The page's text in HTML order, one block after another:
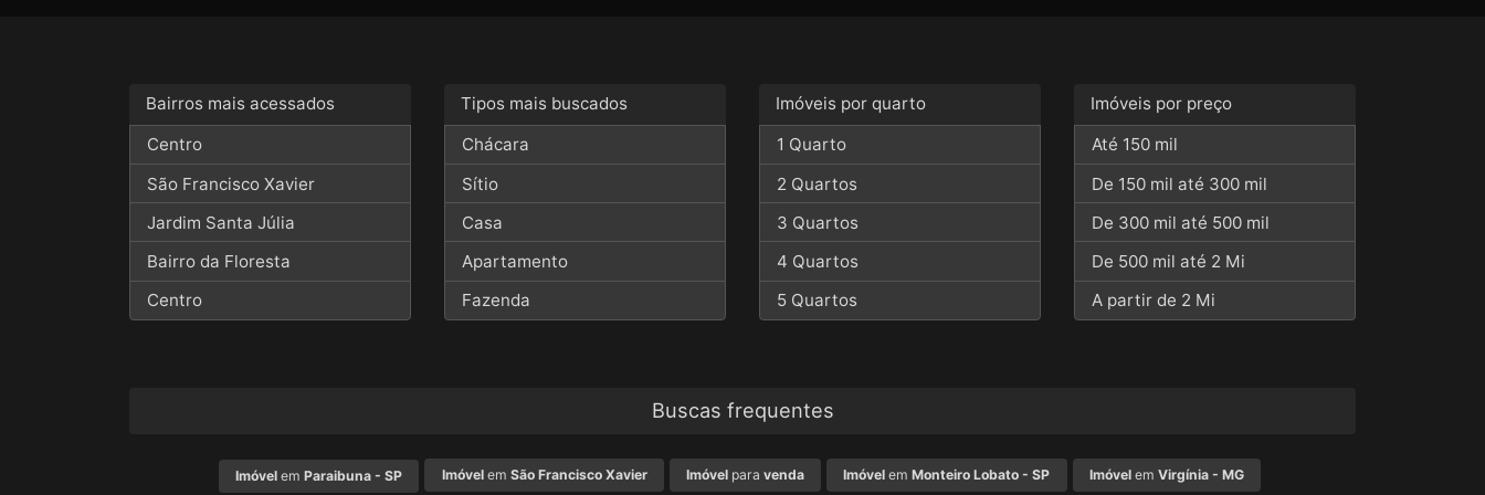
Bairros mais acessados
Centro
São Francisco Xavier
Jardim Santa Júlia
Bairro da Floresta
Centro
Tipos mais buscados
Chácara
Sítio
Casa
Apartamento
Fazenda
Imóveis por quarto
1 Quarto
2 Quartos
3 Quartos
4 Quartos
5 Quartos
Imóveis por preço
Até 150 mil
De 150 mil até 300 mil
De 300 mil até 500 mil
De 500 mil até 2 Mi
A partir de 2 Mi
Buscas frequentes
Imóvel emParaibuna - SP Imóvelem São Francisco Xavier Imóvel para venda Imóvel emMonteiro Lobato - SP Imóvelem Virgínia - MG